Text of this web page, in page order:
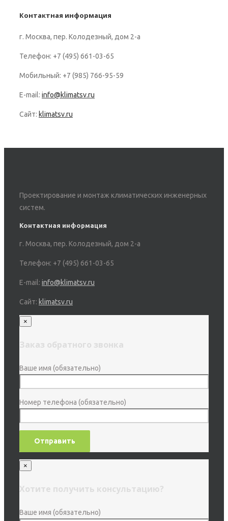
Контактная информация
г. Москва, пер. Колодезный, дом 2-а
Телефон: +7 (495) 661-03-65
Мобильный: +7 (985) 766-95-59
E-mail: info@klimatsv.ru
Сайт: klimatsv.ru
Проектирование и монтаж климатических инженерных
систем.
Контактная информация
г. Москва, пер. Колодезный, дом 2-а
Телефон: +7 (495) 661-03-65
E-mail: info@klimatsv.ru
Сайт: klimatsv.ru
×
Заказ обратного звонка
Ваше имя (обязательно)
Номер телефона (обязательно)
×
Хотите получить консультацию?
Ваше имя (обязательно)